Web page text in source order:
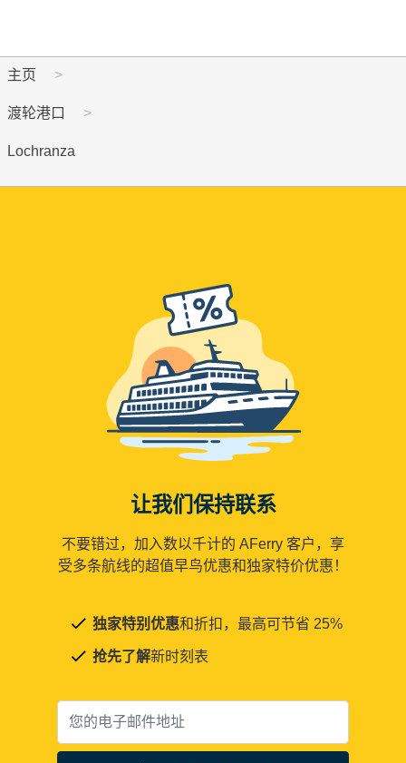
主页
渡轮港口
Lochranza
让我们保持联系
不要错过，加入数以千计的 AFerry 客户，享
受多条航线的超值早鸟优惠和独家特价优惠！
独家特别优惠和折扣，最高可节省 25%
抢先了解新时刻表